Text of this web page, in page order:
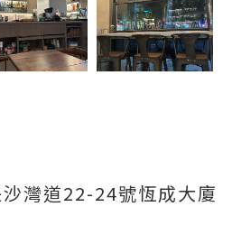
灣道22-24號恆成大廈